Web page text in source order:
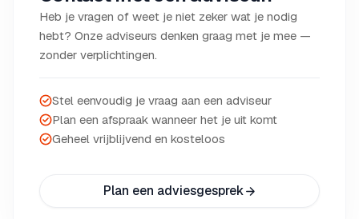
Heb je vragen of weet je niet zeker wat je nodig
hebt? Onze adviseurs denken graag met je mee —
zonder verplichtingen.
Stel eenvoudig je vraag aan een adviseur
Plan een afspraak wanneer het je uit komt
Geheel vrijblijvend en kosteloos
Plan een adviesgesprek